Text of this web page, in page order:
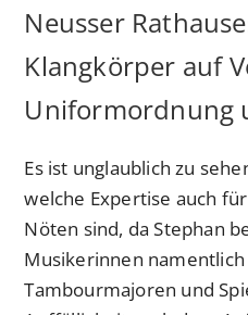
Neusser
Klangkörper auf
Uniformordnung
Es ist unglaublich zu
welche Expertise auch
Nöten sind, da Stephan
Musikerinnen
Tambourmajoren und